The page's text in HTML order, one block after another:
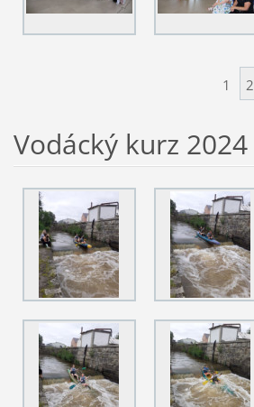
1 2
Vodácký kurz 2024